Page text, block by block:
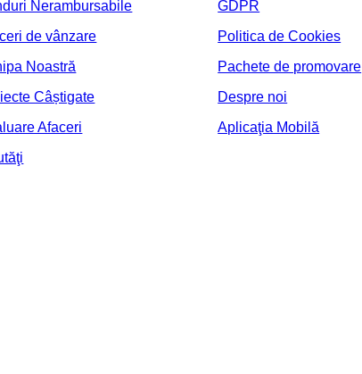
Nerambursabile
de vânzare
Noastră
Câștigate
Afaceri
GDPR
Politica de Cookies
Pachete de promovare
Despre noi
Aplicaţia Mobilă